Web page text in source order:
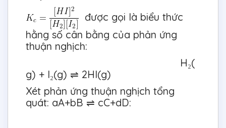
được gọi là biểu thức
hằng số cân bằng của phản ứng
thuận nghịch:
H₂(
g) + I₂(g) ⇌ 2HI(g)
Xét phản ứng thuận nghịch tổng
quát: aA+bB ⇌ cC+dD: